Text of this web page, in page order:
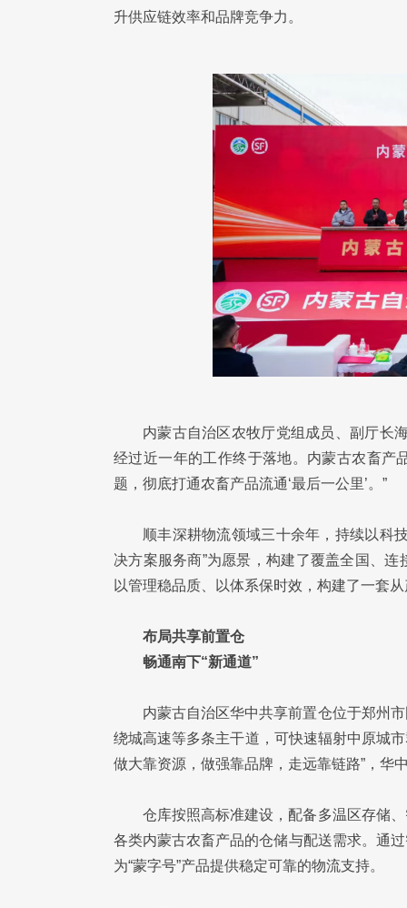
升供应链效率和品牌竞争力。
内蒙古自治区农牧厅党组成员、副厅长
经过近一年的工作终于落地。内蒙古农畜产
题，彻底打通农畜产品流通‘最后一公里’。”
顺丰深耕物流领域三十余年，持续以科
决方案服务商”为愿景，构建了覆盖全国、
以管理稳品质、以体系保时效，构建了一套
布局共享前置仓
畅通南下“新通道”
内蒙古自治区华中共享前置仓位于郑州
绕城高速等多条主干道，可快速辐射中原城
做大靠资源，做强靠品牌，走远靠链路”，华
仓库按照高标准建设，配备多温区存储
各类内蒙古农畜产品的仓储与配送需求。通
为“蒙字号”产品提供稳定可靠的物流支持。